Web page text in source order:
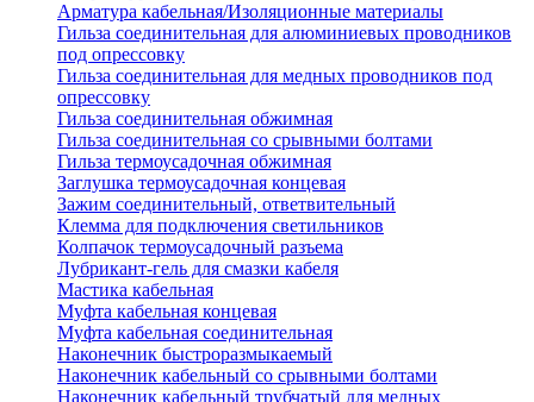
Арматура кабельная/Изоляционные материалы
Гильза соединительная для алюминиевых проводников
под опрессовку
Гильза соединительная для медных проводников под
опрессовку
Гильза соединительная обжимная
Гильза соединительная со срывными болтами
Гильза термоусадочная обжимная
Заглушка термоусадочная концевая
Зажим соединительный, ответвительный
Клемма для подключения светильников
Колпачок термоусадочный разъема
Лубрикант-гель для смазки кабеля
Мастика кабельная
Муфта кабельная концевая
Муфта кабельная соединительная
Наконечник быстроразмыкаемый
Наконечник кабельный со срывными болтами
Наконечник кабельный трубчатый для медных